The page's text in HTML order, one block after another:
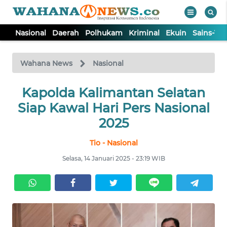
Nasional Daerah Polhukam Kriminal Ekuin Sains-
Wahana News Nasional
Kapolda Kalimantan Selatan
Siap Kawal Hari Pers Nasional
2025
Tio - Nasional
Selasa, 14 Januari 2025 - 23:19 WIB
TV
Tutup
NASIONAL
KRIMINAL
EKUIN